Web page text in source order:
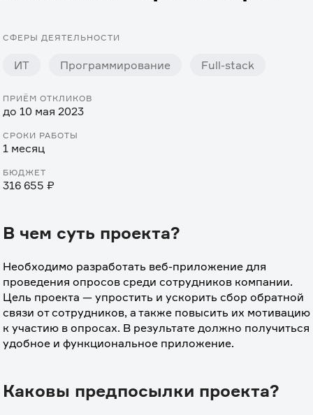
СФЕРЫ ДЕЯТЕЛЬНОСТИ
ИТ Программирование Full-stack
ПРИЁМ ОТКЛИКОВ
до 10 мая 2023
СРОКИ РАБОТЫ
1 месяц
БЮДЖЕТ
316 655 ₽
В чем суть проекта?
Необходимо разработать веб-приложение для
проведения опросов среди сотрудников компании.
Цель проекта — упростить и ускорить сбор обратной
связи от сотрудников, а также повысить их мотивацию
к участию в опросах. В результате должно получиться
удобное и функциональное приложение.
Каковы предпосылки проекта?